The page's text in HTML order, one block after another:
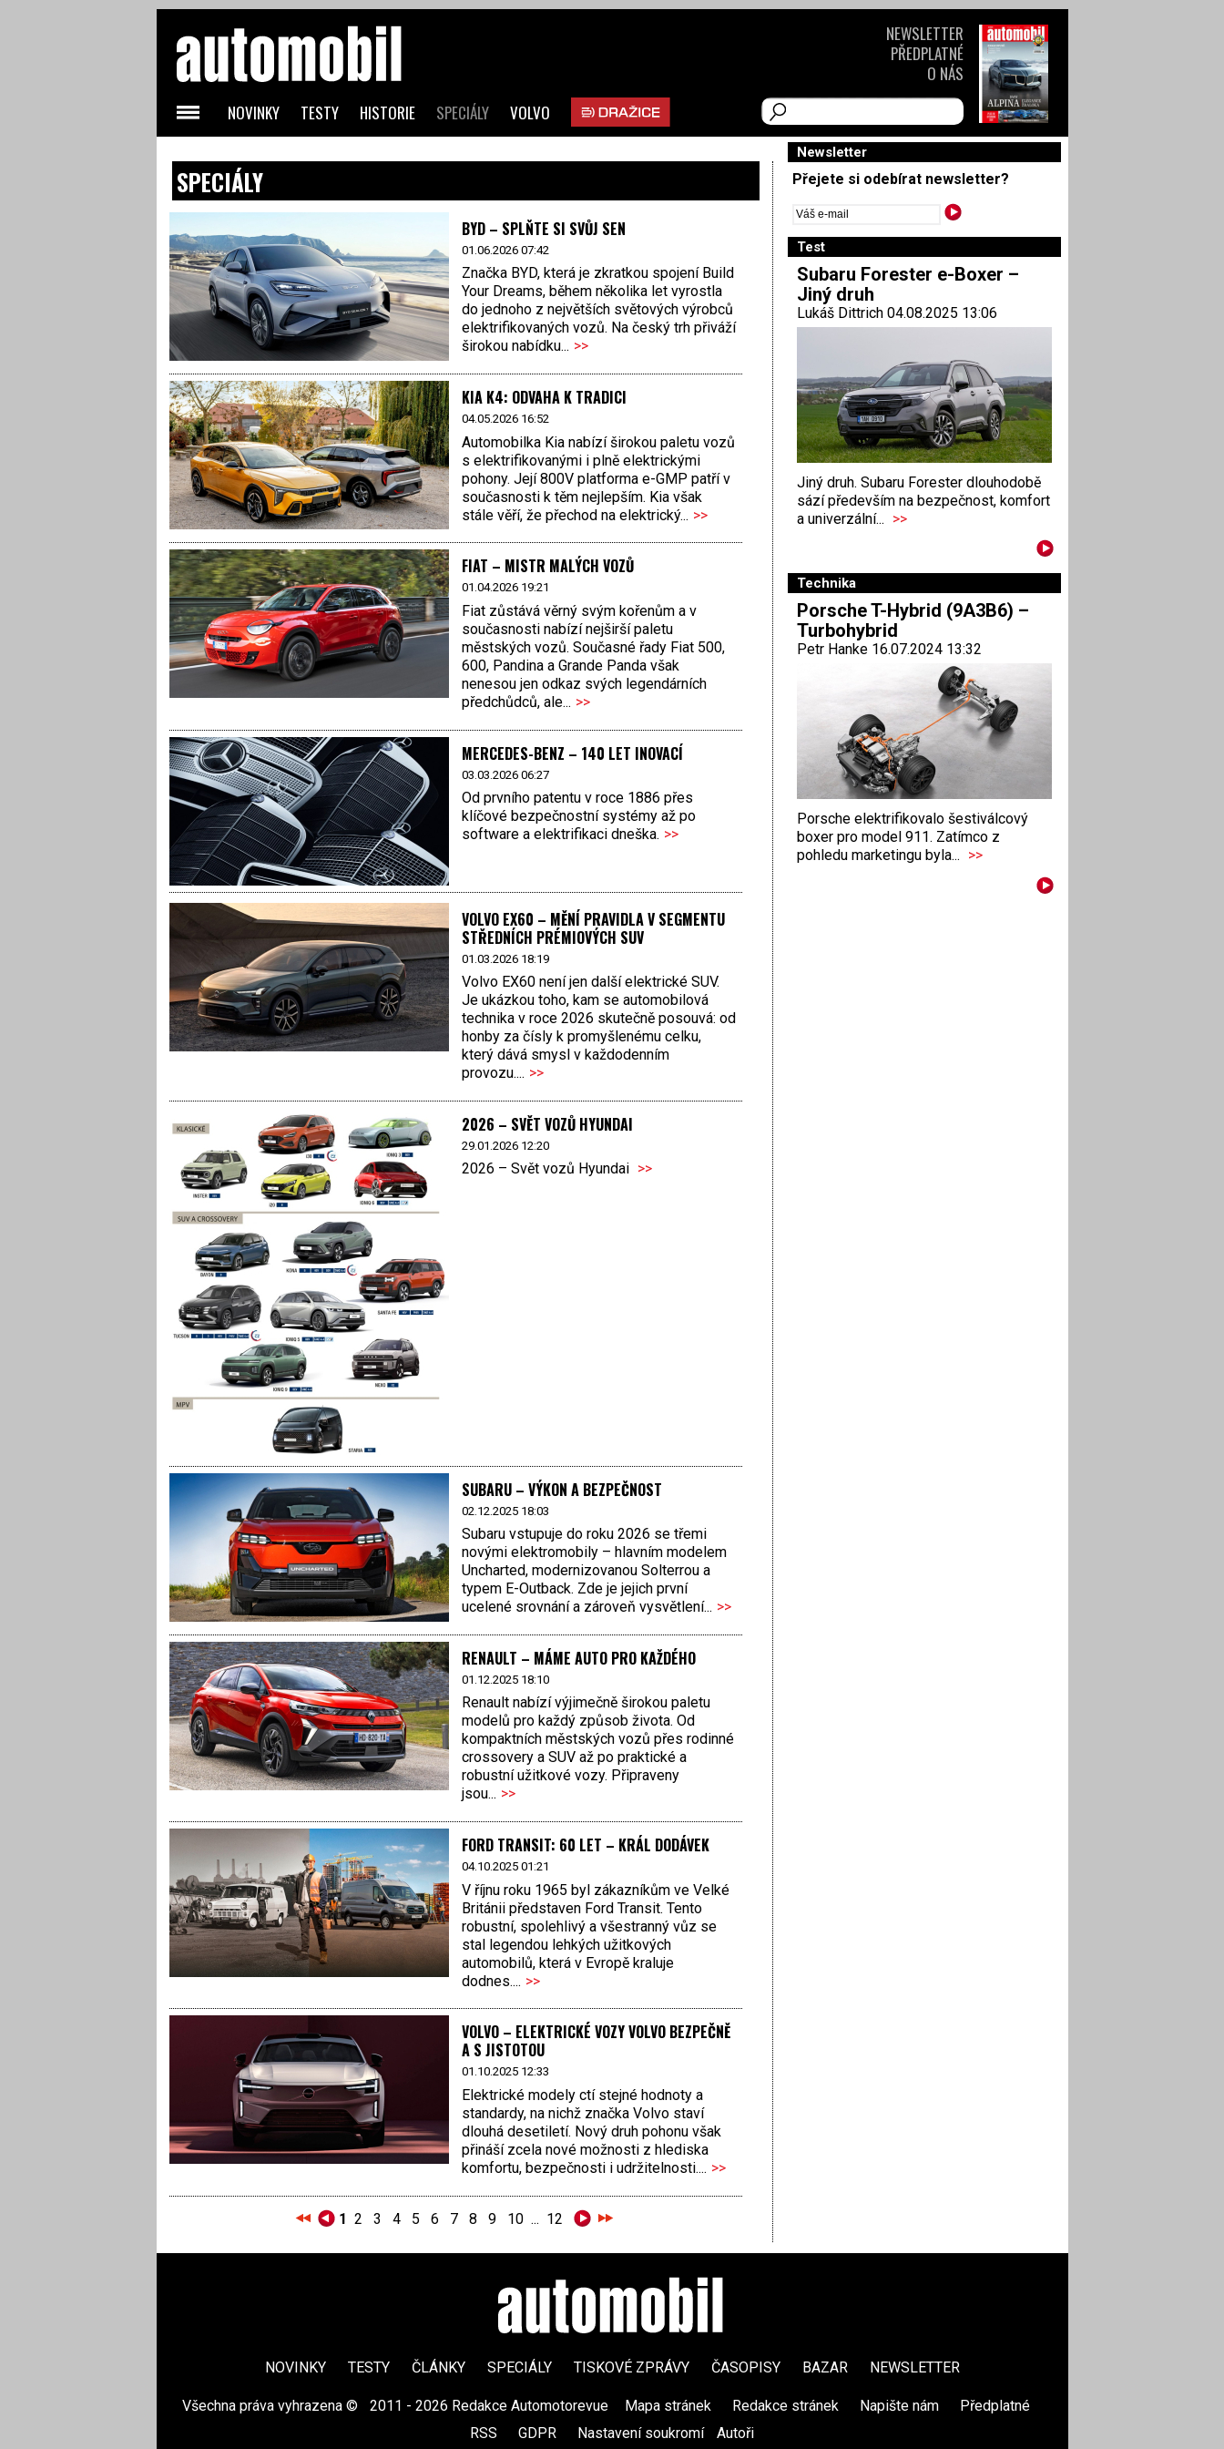
SPECIÁLY
BYD – SPLŇTE SI SVŮJ SEN
01.06.2026 07:42
Značka BYD, která je zkratkou spojení Build
Your Dreams, během několika let vyrostla
do jednoho z největších světových výrobců
elektrifikovaných vozů. Na český trh přiváží
širokou nabídku... >>
KIA K4: ODVAHA K TRADICI
04.05.2026 16:52
Automobilka Kia nabízí širokou paletu vozů
s elektrifikovanými i plně elektrickými
pohony. Její 800V platforma e-GMP patří v
současnosti k těm nejlepším. Kia však
stále věří, že přechod na elektrický... >>
FIAT – MISTR MALÝCH VOZŮ
01.04.2026 19:21
Fiat zůstává věrný svým kořenům a v
současnosti nabízí nejširší paletu
městských vozů. Současné řady Fiat 500,
600, Pandina a Grande Panda však
nenesou jen odkaz svých legendárních
předchůdců, ale... >>
MERCEDES-BENZ – 140 LET INOVACÍ
03.03.2026 06:27
Od prvního patentu v roce 1886 přes
klíčové bezpečnostní systémy až po
software a elektrifikaci dneška. >>
VOLVO EX60 – MĚNÍ PRAVIDLA V SEGMENTU
STŘEDNÍCH PRÉMIOVÝCH SUV
01.03.2026 18:19
Volvo EX60 není jen další elektrické SUV.
Je ukázkou toho, kam se automobilová
technika v roce 2026 skutečně posouvá: od
honby za čísly k promyšlenému celku,
který dává smysl v každodenním
provozu.... >>
2026 – SVĚT VOZŮ HYUNDAI
29.01.2026 12:20
2026 – Svět vozů Hyundai >>
SUBARU – VÝKON A BEZPEČNOST
02.12.2025 18:03
Subaru vstupuje do roku 2026 se třemi
novými elektromobily – hlavním modelem
Uncharted, modernizovanou Solterrou a
typem E-Outback. Zde je jejich první
ucelené srovnání a zároveň vysvětlení... >>
RENAULT – MÁME AUTO PRO KAŽDÉHO
01.12.2025 18:10
Renault nabízí výjimečně širokou paletu
modelů pro každý způsob života. Od
kompaktních městských vozů přes rodinné
crossovery a SUV až po praktické a
robustní užitkové vozy. Připraveny
jsou... >>
FORD TRANSIT: 60 LET – KRÁL DODÁVEK
04.10.2025 01:21
V říjnu roku 1965 byl zákazníkům ve Velké
Británii představen Ford Transit. Tento
robustní, spolehlivý a všestranný vůz se
stal legendou lehkých užitkových
automobilů, která v Evropě kraluje
dodnes.... >>
VOLVO – ELEKTRICKÉ VOZY VOLVO BEZPEČNĚ
A S JISTOTOU
01.10.2025 12:33
Elektrické modely ctí stejné hodnoty a
standardy, na nichž značka Volvo staví
dlouhá desetiletí. Nový druh pohonu však
přináší zcela nové možnosti z hlediska
komfortu, bezpečnosti i udržitelnosti.... >>
1 2 3 4 5 6 7 8 9 10 ... 12
Newsletter
Přejete si odebírat newsletter?
Test
Subaru Forester e-Boxer –
Jiný druh
Lukáš Dittrich 04.08.2025 13:06
Jiný druh. Subaru Forester dlouhodobě
sází především na bezpečnost, komfort
a univerzální... >>
Technika
Porsche T-Hybrid (9A3B6) –
Turbohybrid
Petr Hanke 16.07.2024 13:32
Porsche elektrifikovalo šestiválcový
boxer pro model 911. Zatímco z
pohledu marketingu byla... >>
NOVINKY TESTY HISTORIE SPECIÁLY VOLVO
NEWSLETTER
PŘEDPLATNÉ
O NÁS
NOVINKY TESTY ČLÁNKY SPECIÁLY TISKOVÉ ZPRÁVY ČASOPISY BAZAR NEWSLETTER
Všechna práva vyhrazena © 2011 - 2026 Redakce Automotorevue Mapa stránek Redakce stránek Napište nám Předplatné
RSS
GDPR Nastavení soukromí Autoři